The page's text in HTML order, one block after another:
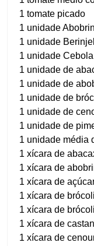
1 tomate picado
1 unidade
1 unidade
1 unidade
1 unidade de
1 unidade de
1 unidade de
1 unidade de
1 unidade de
1 unidade média
1 xícara de
1 xícara de
1 xícara de
1 xícara de
1 xícara de
1 xícara de
1 xícara de